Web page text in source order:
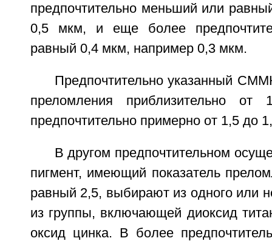
предпочтительно меньший или
0,5 мкм, и еще более
равный 0,4 мкм, например 0,3 мкм.
Предпочтительно указанный
преломления приблизительно
предпочтительно примерно от 1,5 до
В другом предпочтительном
пигмент, имеющий показатель
равный 2,5, выбирают из одного или
из группы, включающей диоксид
оксид цинка. В более